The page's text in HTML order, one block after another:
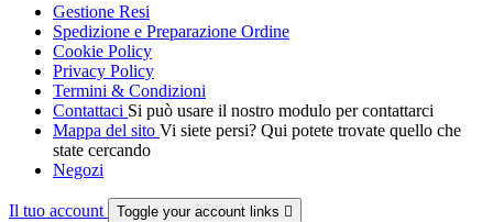
Gestione Resi
Spedizione e Preparazione Ordine
Cookie Policy
Privacy Policy
Termini & Condizioni
Contattaci Si può usare il nostro modulo per contattarci
Mappa del sito Vi siete persi? Qui potete trovate quello che
state cercando
Negozi
Il tuo account Toggle your account links 